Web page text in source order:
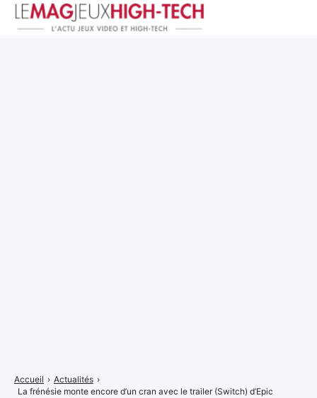
Accueil › Actualités ›
La frénésie monte encore d’un cran avec le trailer (Switch) d’Epic